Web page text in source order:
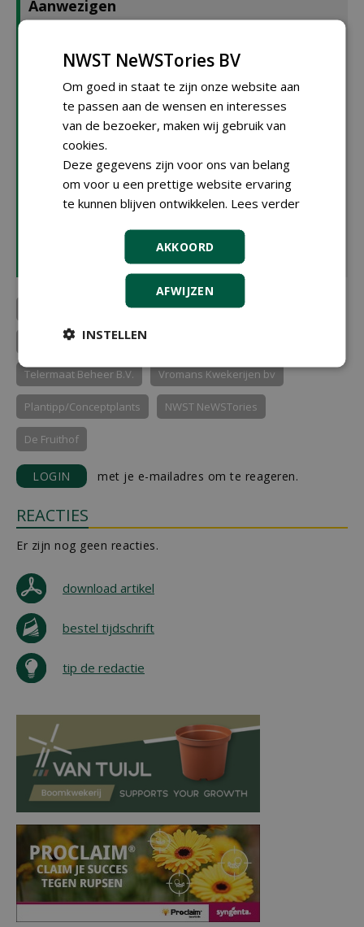
Aanwezigen
Rozenkwekerij De Bierkreek, Hans van Hage
Arie Bouman Tuinplanten , Dennis van Willegen
Arie Bouman Tuinplanten, Marco Schrijvers
, Raymond Scheepens
Telermaat, Jeroen Fase
Vromans Kwekerijen
Plantipp, Peter van Rijssen
, Jan van Leeuwen
Boom in Business, Hein van Iersel
, Christiaan Kersten
, John Steenbakkers
Rozenkwekerij 'De Bierkre... Arie Bouman Tuinplanten B...
LTO Vakgroep Bomen, Vaste...
Telermaat Beheer B.V. Vromans Kwekerijen bv
Plantipp/Conceptplants NWST NeWSTories
De Fruithof
LOGIN met je e-mailadres om te reageren.
REACTIES
Er zijn nog geen reacties.
download artikel
bestel tijdschrift
tip de redactie
NWST NeWSTories BV
Om goed in staat te zijn onze website aan
te passen aan de wensen en interesses
van de bezoeker, maken wij gebruik van
cookies.
Deze gegevens zijn voor ons van belang
om voor u een prettige website ervaring
te kunnen blijven ontwikkelen. Lees verder
AKKOORD
AFWIJZEN
INSTELLEN